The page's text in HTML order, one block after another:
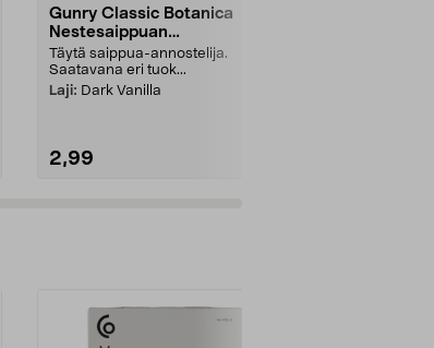
Gunry Classic Botanica
Nestesaippuan
täyttöpakkaus, 750 ml
Täytä saippua-annostelija.
Saatavana eri tuok...
Laji: Dark Vanilla
2,99